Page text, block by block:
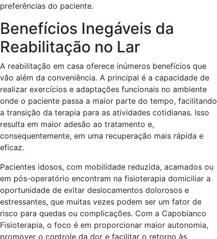
preferências do paciente.
Benefícios Inegáveis da
Reabilitação no Lar
A reabilitação em casa oferece inúmeros benefícios que
vão além da conveniência. A principal é a capacidade de
realizar exercícios e adaptações funcionais no ambiente
onde o paciente passa a maior parte do tempo, facilitando
a transição da terapia para as atividades cotidianas. Isso
resulta em maior adesão ao tratamento e,
consequentemente, em uma recuperação mais rápida e
eficaz.
Pacientes idosos, com mobilidade reduzida, acamados ou
em pós-operatório encontram na fisioterapia domiciliar a
oportunidade de evitar deslocamentos dolorosos e
estressantes, que muitas vezes podem ser um fator de
risco para quedas ou complicações. Com a Capobianco
Fisioterapia, o foco é em proporcionar maior autonomia,
promover o controle da dor e facilitar o retorno às